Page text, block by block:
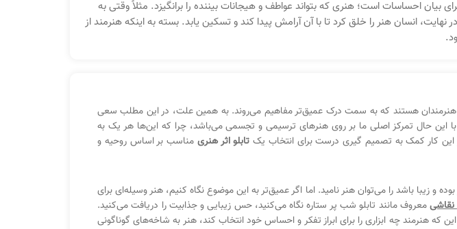
بیان احساسات است؛ هنری که بتواند عواطف و هیجانات بیننده را برانگیزد. مثلاً وقتی به
انسان هنر را خلق کرد تا با آن آرامش پیدا کند و تسکین یابد. بسته به اینکه هنرمند از
هنرمندان هستند که به سمت درک عمیق‌تر مفاهیم می‌روند. به همین علت،‌ در این مطلب سعی
این حال تمرکز اصلی ما بر روی هنرهای ترسیمی و تجسمی می‌باشد، چرا که این‌ها هر یک به
این کار کمک به تصمیم گیری درست برای انتخاب یک تابلو اثر هنری مناسب بر اساس روحیه و
زیبا باشد را می‌توان هنر نامید. اما اگر عمیق‌تر به این موضوع نگاه کنیم، هنر وسیله‌ای برای
نقاشیمعروف مانند تابلو شب پر ستاره نگاه می‌کنید، حس زیبایی و جذابیت را دریافت می‌کنید.
که هنرمند چه ابزاری را برای ابراز تفکر و احساس خود انتخاب کند، هنر به شاخه‌های گوناگونی